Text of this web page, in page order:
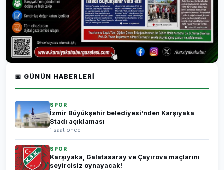
📅 GÜNÜN HABERLERI
SPOR
İzmir Büyükşehir belediyesi'nden Karşıyaka
Stadı açıklaması
1 saat önce
SPOR
Karşıyaka, Galatasaray ve Çayırova maçlarını
seyircisiz oynayacak!